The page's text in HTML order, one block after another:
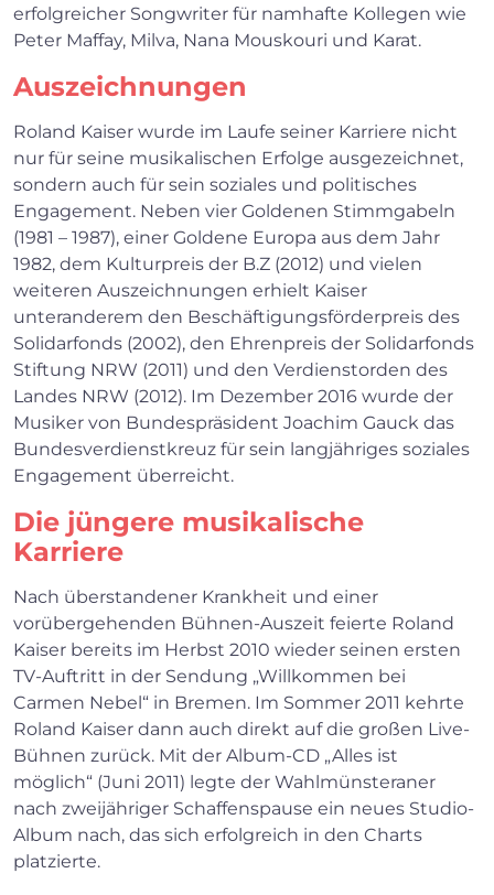
erfolgreicher Songwriter für namhafte Kollegen wie
Peter Maffay, Milva, Nana Mouskouri und Karat.
Auszeichnungen
Roland Kaiser wurde im Laufe seiner Karriere nicht
nur für seine musikalischen Erfolge ausgezeichnet,
sondern auch für sein soziales und politisches
Engagement. Neben vier Goldenen Stimmgabeln
(1981 – 1987), einer Goldene Europa aus dem Jahr
1982, dem Kulturpreis der B.Z (2012) und vielen
weiteren Auszeichnungen erhielt Kaiser
unteranderem den Beschäftigungsförderpreis des
Solidarfonds (2002), den Ehrenpreis der Solidarfonds
Stiftung NRW (2011) und den Verdienstorden des
Landes NRW (2012). Im Dezember 2016 wurde der
Musiker von Bundespräsident Joachim Gauck das
Bundesverdienstkreuz für sein langjähriges soziales
Engagement überreicht.
Die jüngere musikalische
Karriere
Nach überstandener Krankheit und einer
vorübergehenden Bühnen-Auszeit feierte Roland
Kaiser bereits im Herbst 2010 wieder seinen ersten
TV-Auftritt in der Sendung „Willkommen bei
Carmen Nebel“ in Bremen. Im Sommer 2011 kehrte
Roland Kaiser dann auch direkt auf die großen Live-
Bühnen zurück. Mit der Album-CD „Alles ist
möglich“ (Juni 2011) legte der Wahlmünsteraner
nach zweijähriger Schaffenspause ein neues Studio-
Album nach, das sich erfolgreich in den Charts
platzierte.